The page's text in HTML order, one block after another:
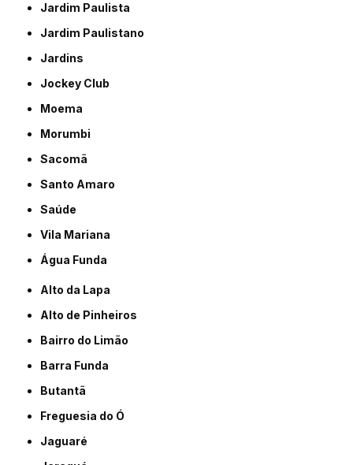
Jardim Paulista
Jardim Paulistano
Jardins
Jockey Club
Moema
Morumbi
Sacomã
Santo Amaro
Saúde
Vila Mariana
Água Funda
Alto da Lapa
Alto de Pinheiros
Bairro do Limão
Barra Funda
Butantã
Freguesia do Ó
Jaguaré